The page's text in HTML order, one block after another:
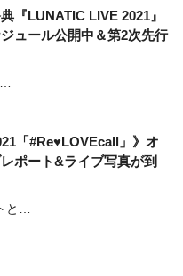
『LUNATIC LIVE 2021』
ュール公開中＆第2次先行
「#Re♥LOVEcall」》オ
ポート&ライブ写真が到
と…